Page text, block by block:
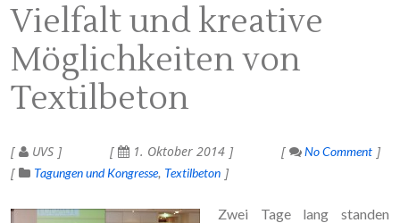
Vielfalt und kreative
Möglichkeiten von
Textilbeton
UVS 1. Oktober 2014
No Comment
Tagungen und Kongresse Textilbeton
Zwei Tage lang standen